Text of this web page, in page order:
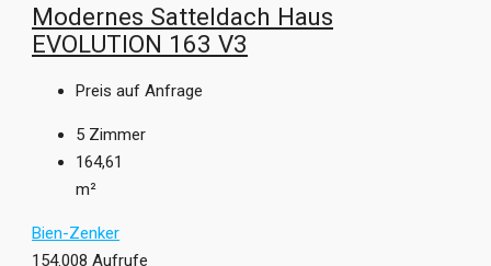
Modernes Satteldach Haus
EVOLUTION 163 V3
Preis auf Anfrage
5 Zimmer
164,61
m²
Bien-Zenker
154.008 Aufrufe